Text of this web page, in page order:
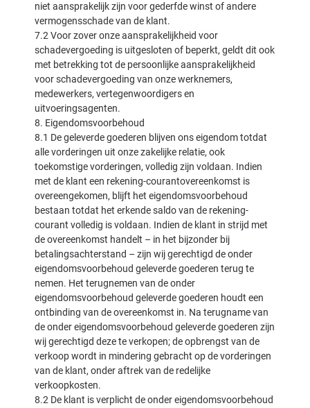
niet aansprakelijk zijn voor gederfde winst of andere
vermogensschade van de klant.
7.2 Voor zover onze aansprakelijkheid voor
schadevergoeding is uitgesloten of beperkt, geldt dit ook
met betrekking tot de persoonlijke aansprakelijkheid
voor schadevergoeding van onze werknemers,
medewerkers, vertegenwoordigers en
uitvoeringsagenten.
8. Eigendomsvoorbehoud
8.1 De geleverde goederen blijven ons eigendom totdat
alle vorderingen uit onze zakelijke relatie, ook
toekomstige vorderingen, volledig zijn voldaan. Indien
met de klant een rekening-courantovereenkomst is
overeengekomen, blijft het eigendomsvoorbehoud
bestaan totdat het erkende saldo van de rekening-
courant volledig is voldaan. Indien de klant in strijd met
de overeenkomst handelt – in het bijzonder bij
betalingsachterstand – zijn wij gerechtigd de onder
eigendomsvoorbehoud geleverde goederen terug te
nemen. Het terugnemen van de onder
eigendomsvoorbehoud geleverde goederen houdt een
ontbinding van de overeenkomst in. Na terugname van
de onder eigendomsvoorbehoud geleverde goederen zijn
wij gerechtigd deze te verkopen; de opbrengst van de
verkoop wordt in mindering gebracht op de vorderingen
van de klant, onder aftrek van de redelijke
verkoopkosten.
8.2 De klant is verplicht de onder eigendomsvoorbehoud